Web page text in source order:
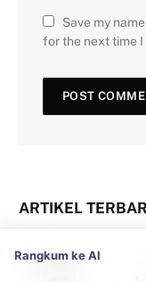
Save my
for the next time
ARTIKEL
Rangkum ke AI